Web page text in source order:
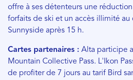
offre à ses détenteurs une
forfaits de ski et un accès illimité
Sunnyside après 15 h.
Cartes partenaires : Alta participe
Mountain Collective Pass. L'Ikon
de profiter de 7 jours au tarif Bird